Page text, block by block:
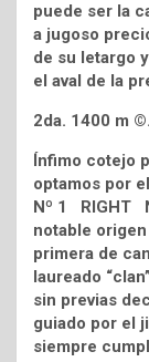
puede ser la
a jugoso
de su letargo y
el aval de la
2da. 1400 m
Ínfimo cotejo
optamos por
Nº 1 RIGHT
notable
primera de
laureado
sin previas
guiado por el
siempre